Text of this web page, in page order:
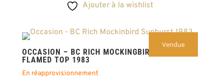
Ajouter à la wishlist
Vendue
OCCASION – BC RICH MOCKINGBIRD SUNBURST
FLAMED TOP 1983
En réapprovisionnement